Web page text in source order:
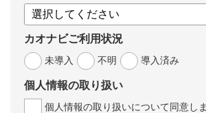
カオナビご利用状況
未導入
不明 導入済み
個人情報の取り扱い
個人情報の取り扱いについて同意しま